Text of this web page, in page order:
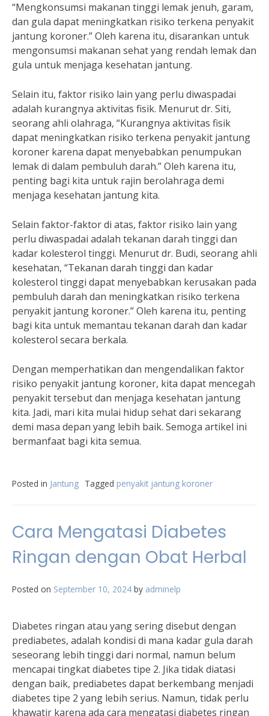
“Mengkonsumsi makanan tinggi lemak jenuh, garam,
dan gula dapat meningkatkan risiko terkena penyakit
jantung koroner.” Oleh karena itu, disarankan untuk
mengonsumsi makanan sehat yang rendah lemak dan
gula untuk menjaga kesehatan jantung.
Selain itu, faktor risiko lain yang perlu diwaspadai
adalah kurangnya aktivitas fisik. Menurut dr. Siti,
seorang ahli olahraga, “Kurangnya aktivitas fisik
dapat meningkatkan risiko terkena penyakit jantung
koroner karena dapat menyebabkan penumpukan
lemak di dalam pembuluh darah.” Oleh karena itu,
penting bagi kita untuk rajin berolahraga demi
menjaga kesehatan jantung kita.
Selain faktor-faktor di atas, faktor risiko lain yang
perlu diwaspadai adalah tekanan darah tinggi dan
kadar kolesterol tinggi. Menurut dr. Budi, seorang ahli
kesehatan, “Tekanan darah tinggi dan kadar
kolesterol tinggi dapat menyebabkan kerusakan pada
pembuluh darah dan meningkatkan risiko terkena
penyakit jantung koroner.” Oleh karena itu, penting
bagi kita untuk memantau tekanan darah dan kadar
kolesterol secara berkala.
Dengan memperhatikan dan mengendalikan faktor
risiko penyakit jantung koroner, kita dapat mencegah
penyakit tersebut dan menjaga kesehatan jantung
kita. Jadi, mari kita mulai hidup sehat dari sekarang
demi masa depan yang lebih baik. Semoga artikel ini
bermanfaat bagi kita semua.
Posted in Jantung Tagged penyakit jantung koroner
Cara Mengatasi Diabetes
Ringan dengan Obat Herbal
Posted on September 10, 2024 by adminelp
Diabetes ringan atau yang sering disebut dengan
prediabetes, adalah kondisi di mana kadar gula darah
seseorang lebih tinggi dari normal, namun belum
mencapai tingkat diabetes tipe 2. Jika tidak diatasi
dengan baik, prediabetes dapat berkembang menjadi
diabetes tipe 2 yang lebih serius. Namun, tidak perlu
khawatir karena ada cara mengatasi diabetes ringan